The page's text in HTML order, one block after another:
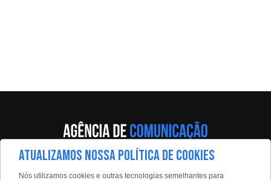
Av. Eng. Caetano Álvares, 55 - 5º andar
ATUALIZAMOS NOSSA POLÍTICA DE COOKIES
Nós utilizamos cookies e outras tecnologias semelhantes para